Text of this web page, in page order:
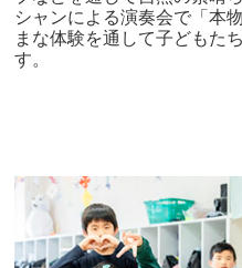
シャンによる演奏会で「本
まな体験を通して子どもた
す。